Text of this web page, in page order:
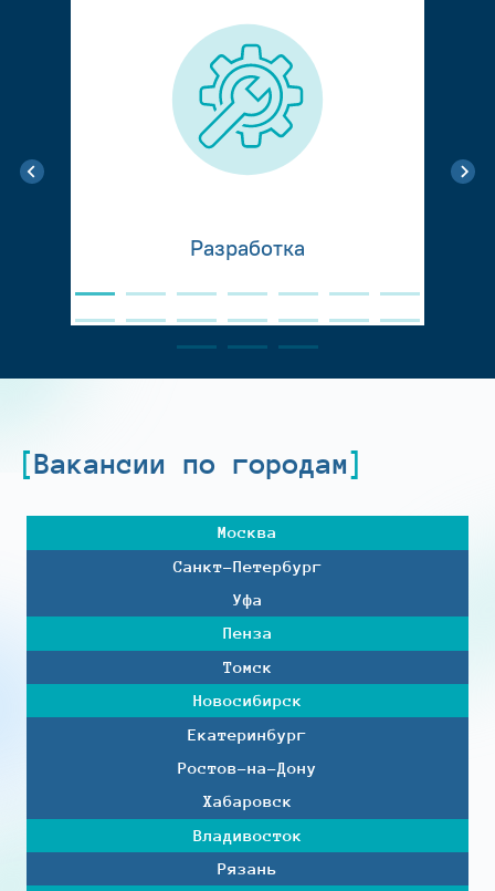
Разработка
Вакансии по городам
Москва
Санкт-Петербург
Уфа
Пенза
Томск
Новосибирск
Екатеринбург
Ростов-на-Дону
Хабаровск
Владивосток
Рязань